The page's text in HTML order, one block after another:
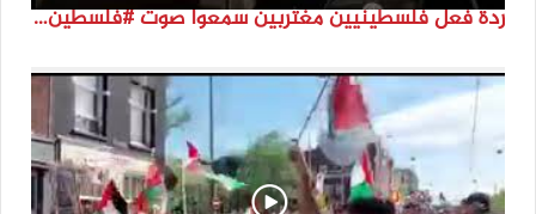
ردة فعل فلسطينيين مغتربين سمعوا صوت #فلسطين لأول مرة #نتماء2022 #القدس_موعدنا #النكبة74